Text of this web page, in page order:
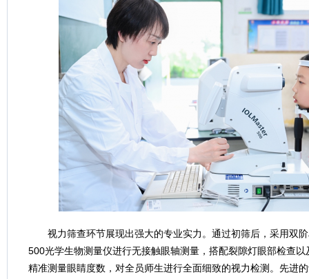
视力筛查环节展现出强大的专业实力。通过初筛后，采用双
500光学生物测量仪进行无接触眼轴测量，搭配裂隙灯眼部检查
精准测量眼睛度数，对全员师生进行全面细致的视力检测。先进